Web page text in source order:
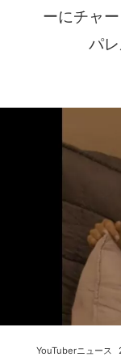
ーにチャ
パ
YouTuberニュース